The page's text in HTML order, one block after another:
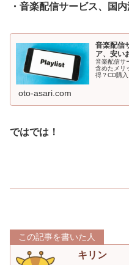
・音楽配信サービス、国
音楽配信
ア、安い
音楽配信サ
含めたメリ
得？CD購
oto-asari.com
ではでは！
この記事を書いた人
キリン